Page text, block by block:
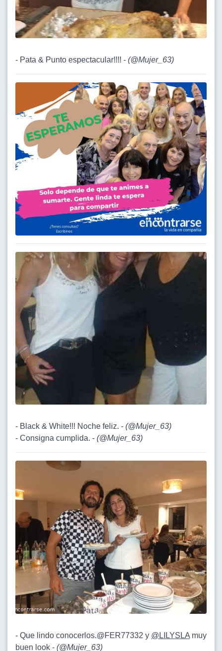
- Pata & Punto espectacular!!!! - (@Mujer_63)
- Black & White!!! Noche feliz. - (@Mujer_63)
- Consigna cumplida. - (@Mujer_63)
- Que lindo conocerlos.@FER77332 y @LILYSLA muy
buen look - (@Mujer_63)